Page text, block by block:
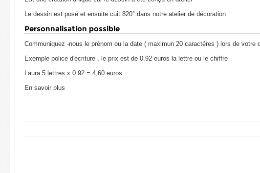
Le dessin est posé et ensuite cuit 820° dans notre atelier de décoration
Personnalisation possible
Communiquez -nous le prénom ou la date ( maximun 20 caractéres ) lors de votre
Exemple police d'écriture , le prix est de 0.92 euros la lettre ou le chiffre
Laura 5 lettres x 0.92 = 4,60 euros
En savoir plus